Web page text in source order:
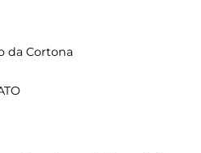
da Cortona